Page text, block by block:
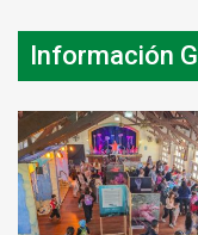
Información